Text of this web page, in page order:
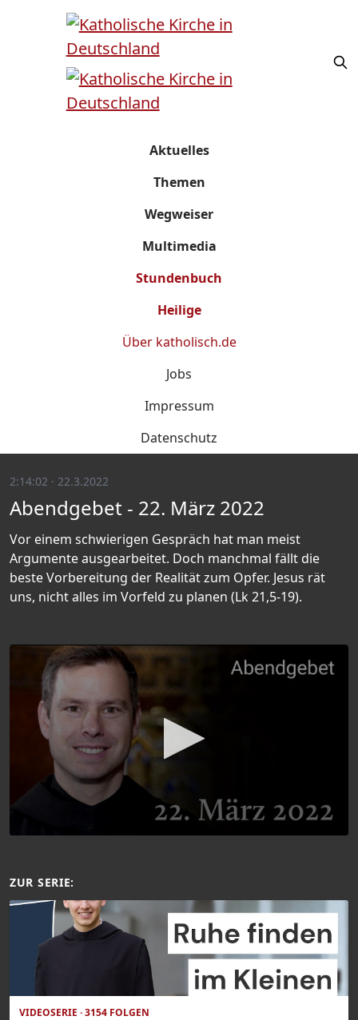
Aktuelles
Themen
Wegweiser
Multimedia
Stundenbuch
Heilige
Über katholisch.de
Jobs
Impressum
Datenschutz
2:14:02 · 22.3.2022
Abendgebet - 22. März 2022
Vor einem schwierigen Gespräch hat man meist
Argumente ausgearbeitet. Doch manchmal fällt die
beste Vorbereitung der Realität zum Opfer. Jesus rät
uns, nicht alles im Vorfeld zu planen (Lk 21,5-19).
ZUR SERIE:
VIDEOSERIE · 3154 FOLGEN